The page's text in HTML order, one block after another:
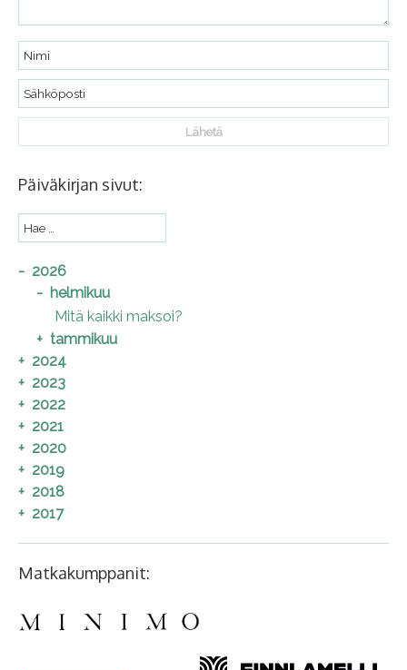
Päiväkirjan sivut:
2026
helmikuu
Mitä kaikki maksoi?
tammikuu
2024
2023
2022
2021
2020
2019
2018
2017
Matkakumppanit: